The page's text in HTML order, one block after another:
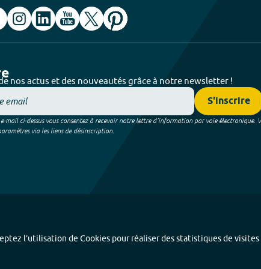
nos actus et des nouveautés grâce à notre newsletter !
S'inscrire
mail ci-dessus vous consentez à recevoir notre lettre d’information par voie électronique.
via les liens de désinscription.
l’utilisation de Cookies pour réaliser des statistiques de visites